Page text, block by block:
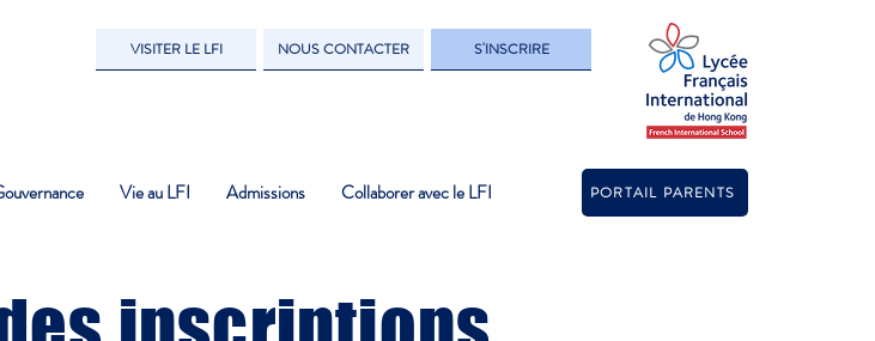
VISITER LE LFI NOUS CONTACTER S'INSCRIRE
PORTAIL PARENTS
Vie au LFI Admissions Collaborer avec le LFI